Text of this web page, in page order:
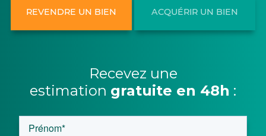
REVENDRE UN BIEN ACQUÉRIR UN BIEN